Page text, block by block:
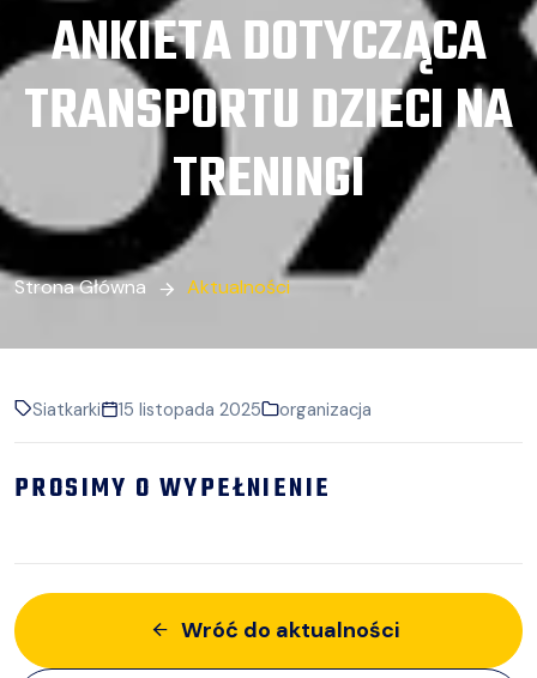
ANKIETA DOTYCZĄCA
TRANSPORTU DZIECI NA
TRENINGI
Strona Główna Aktualności
Siatkarki 15 listopada 2025 organizacja
PROSIMY O WYPEŁNIENIE
Wróć do aktualności